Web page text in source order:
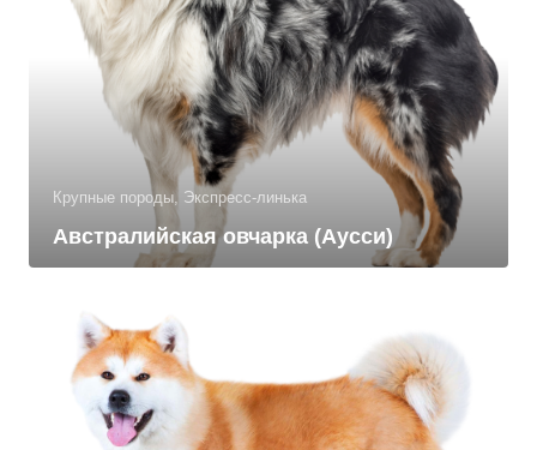
Крупные породы, Экспресс-линька
Австралийская овчарка (Аусси)